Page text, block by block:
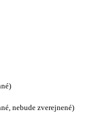
nebude zverejnené)